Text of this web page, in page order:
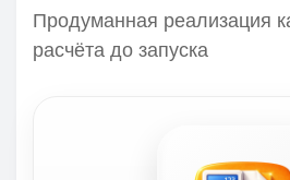
Продуманная реализация
расчёта до запуска